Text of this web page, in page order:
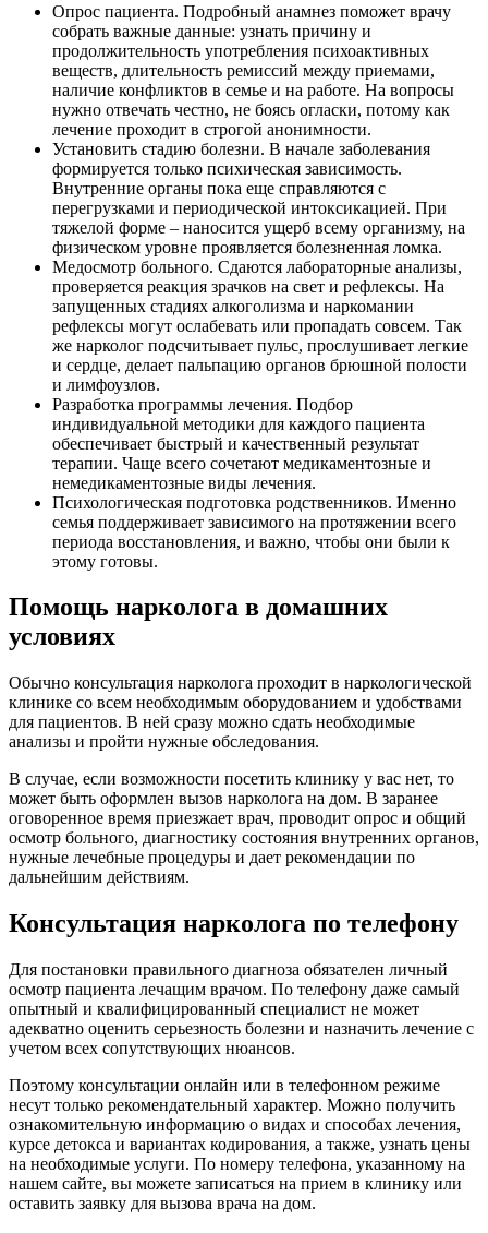
Опрос пациента. Подробный анамнез поможет врачу
собрать важные данные: узнать причину и
продолжительность употребления психоактивных
веществ, длительность ремиссий между приемами,
наличие конфликтов в семье и на работе. На вопросы
нужно отвечать честно, не боясь огласки, потому как
лечение проходит в строгой анонимности.
Установить стадию болезни. В начале заболевания
формируется только психическая зависимость.
Внутренние органы пока еще справляются с
перегрузками и периодической интоксикацией. При
тяжелой форме – наносится ущерб всему организму, на
физическом уровне проявляется болезненная ломка.
Медосмотр больного. Сдаются лабораторные анализы,
проверяется реакция зрачков на свет и рефлексы. На
запущенных стадиях алкоголизма и наркомании
рефлексы могут ослабевать или пропадать совсем. Так
же нарколог подсчитывает пульс, прослушивает легкие
и сердце, делает пальпацию органов брюшной полости
и лимфоузлов.
Разработка программы лечения. Подбор
индивидуальной методики для каждого пациента
обеспечивает быстрый и качественный результат
терапии. Чаще всего сочетают медикаментозные и
немедикаментозные виды лечения.
Психологическая подготовка родственников. Именно
семья поддерживает зависимого на протяжении всего
периода восстановления, и важно, чтобы они были к
этому готовы.
Помощь нарколога в домашних
условиях
Обычно консультация нарколога проходит в наркологической
клинике со всем необходимым оборудованием и удобствами
для пациентов. В ней сразу можно сдать необходимые
анализы и пройти нужные обследования.
В случае, если возможности посетить клинику у вас нет, то
может быть оформлен вызов нарколога на дом. В заранее
оговоренное время приезжает врач, проводит опрос и общий
осмотр больного, диагностику состояния внутренних органов,
нужные лечебные процедуры и дает рекомендации по
дальнейшим действиям.
Консультация нарколога по телефону
Для постановки правильного диагноза обязателен личный
осмотр пациента лечащим врачом. По телефону даже самый
опытный и квалифицированный специалист не может
адекватно оценить серьезность болезни и назначить лечение с
учетом всех сопутствующих нюансов.
Поэтому консультации онлайн или в телефонном режиме
несут только рекомендательный характер. Можно получить
ознакомительную информацию о видах и способах лечения,
курсе детокса и вариантах кодирования, а также, узнать цены
на необходимые услуги. По номеру телефона, указанному на
нашем сайте, вы можете записаться на прием в клинику или
оставить заявку для вызова врача на дом.